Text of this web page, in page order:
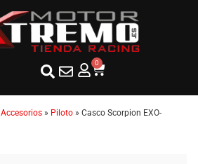
0
Accesorios » Piloto » Casco Scorpion EXO-